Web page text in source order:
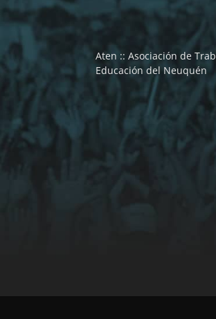
Aten :: Asociación de
Educación del Neuquén